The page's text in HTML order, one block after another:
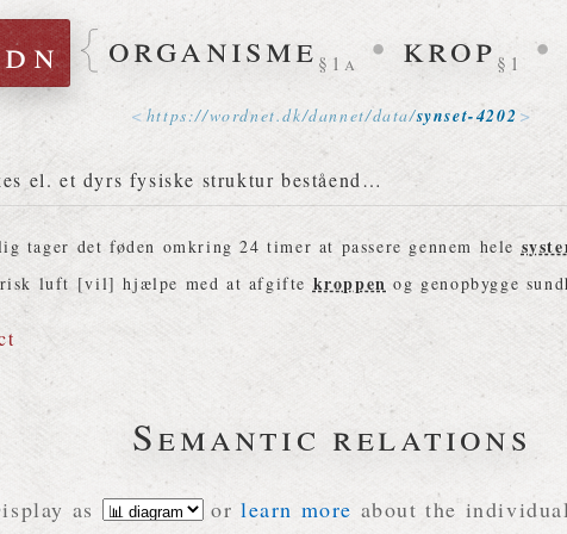
dn organisme §1a • krop §1 •
https://wordnet.dk/dannet/data/synset-4202
el. et dyrs fysiske struktur beståend…
tager det føden omkring 24 timer at passere gennem hele
luft [vil] hjælpe med at afgifte kroppen og genopbygge
Semantic relations
as or learn more about the